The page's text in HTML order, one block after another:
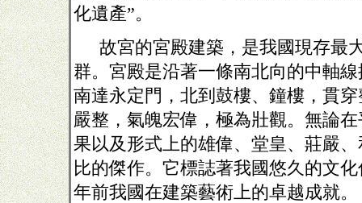
化遺產”。
故宮的宮殿建築，是我國現存最
群。宮殿是沿著一條南北向的中軸
南達永定門，北到鼓樓、鐘樓，貫
嚴整，氣魄宏偉，極為壯觀。無論
果以及形式上的雄偉、堂皇、莊嚴
比的傑作。它標誌著我國悠久的文
年前我國在建築藝術上的卓越成就。